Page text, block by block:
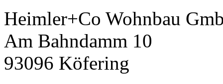
Heimler+Co Wohnbau
Am Bahndamm 10
93096 Köfering